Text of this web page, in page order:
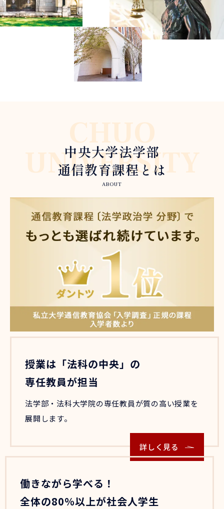
CHUO
UNIVERSITY
中央大学法学部
通信教育課程とは
ABOUT
授業は「法科の中央」の
専任教員が担当
法学部・法科大学院の専任教員が質の高い授業を
展開します。
詳しく見る
働きながら学べる！
全体の80％以上が社会人学生